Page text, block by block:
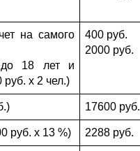
на самого
до 18 лет и
х 2 чел.)
400 руб.
2000 руб.
17600 руб.
руб. х 13 %) 2288 руб.